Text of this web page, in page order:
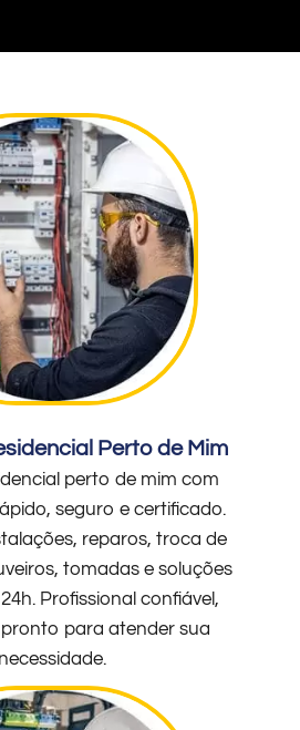
Perto de Mim
perto de mim com
seguro e certificado.
reparos, troca de
tomadas e soluções
Profissional confiável,
para atender sua
necessidade.